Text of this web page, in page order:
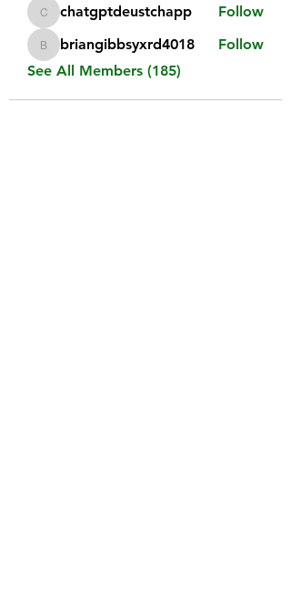
chatgptdeustchapp
chatgptdeustchapp Follow
briangibbsyxrd4018
briangibbsyxrd4018
Follow
See All Members (185)